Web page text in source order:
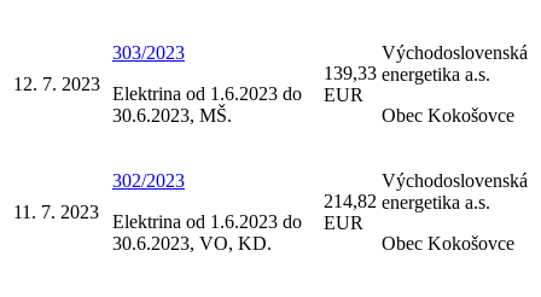
12. 7. 2023
303/2023
Elektrina od 1.6.2023 do
30.6.2023, MŠ.
139,33
EUR
Východoslovenská
energetika a.s.
Obec Kokošovce
11. 7. 2023
302/2023
Elektrina od 1.6.2023 do
30.6.2023, VO, KD.
214,82
EUR
Východoslovenská
energetika a.s.
Obec Kokošovce